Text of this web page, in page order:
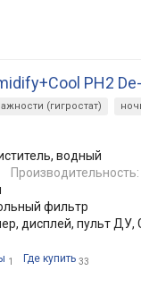
PH2
(гигростат)
водный
Производительность:
фильтр
дисплей, пульт ДУ,
1 Где купить 33